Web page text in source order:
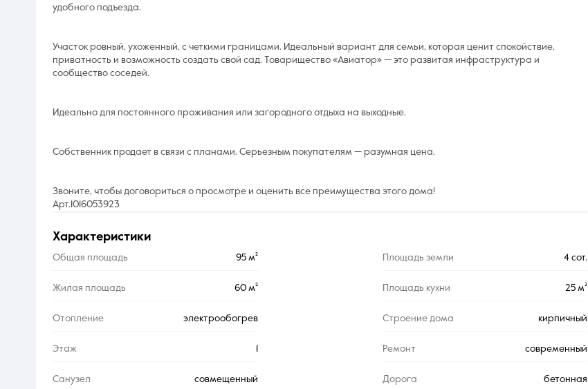
характеристики
Общая площадь 95 м² Площадь земли 4 сот.
Жилая площадь 60 м² Площадь кухни 25 м²
Отопление электрообогрев Строение дома кирпичный
Этаж Ремонт современный
Санузел совмещенный Дорога бетонная
удобного подъезда.
Участок ровный, ухоженный, с четкими границами. Идеальный вариант для семьи, которая ценит спокойствие,
приватность и возможность создать свой сад. Товарищество «Авиатор» — это развитая инфраструктура и
сообщество соседей.
Идеально для постоянного проживания или загородного отдыха на выходные.
Собственник продает в связи с планами. Серьезным покупателям — разумная цена.
Звоните, чтобы договориться о просмотре и оценить все преимущества этого дома!
Арт.1016053923